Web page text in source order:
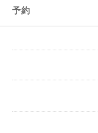
予約